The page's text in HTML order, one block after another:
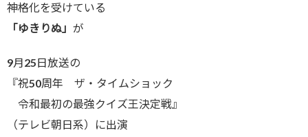
神格化を受けている
「ゆきりぬ」 が
9月25日放送の
『祝50周年 ザ・タイムショック
令和最初の最強クイズ王決定戦』
（テレビ朝日系）に出演